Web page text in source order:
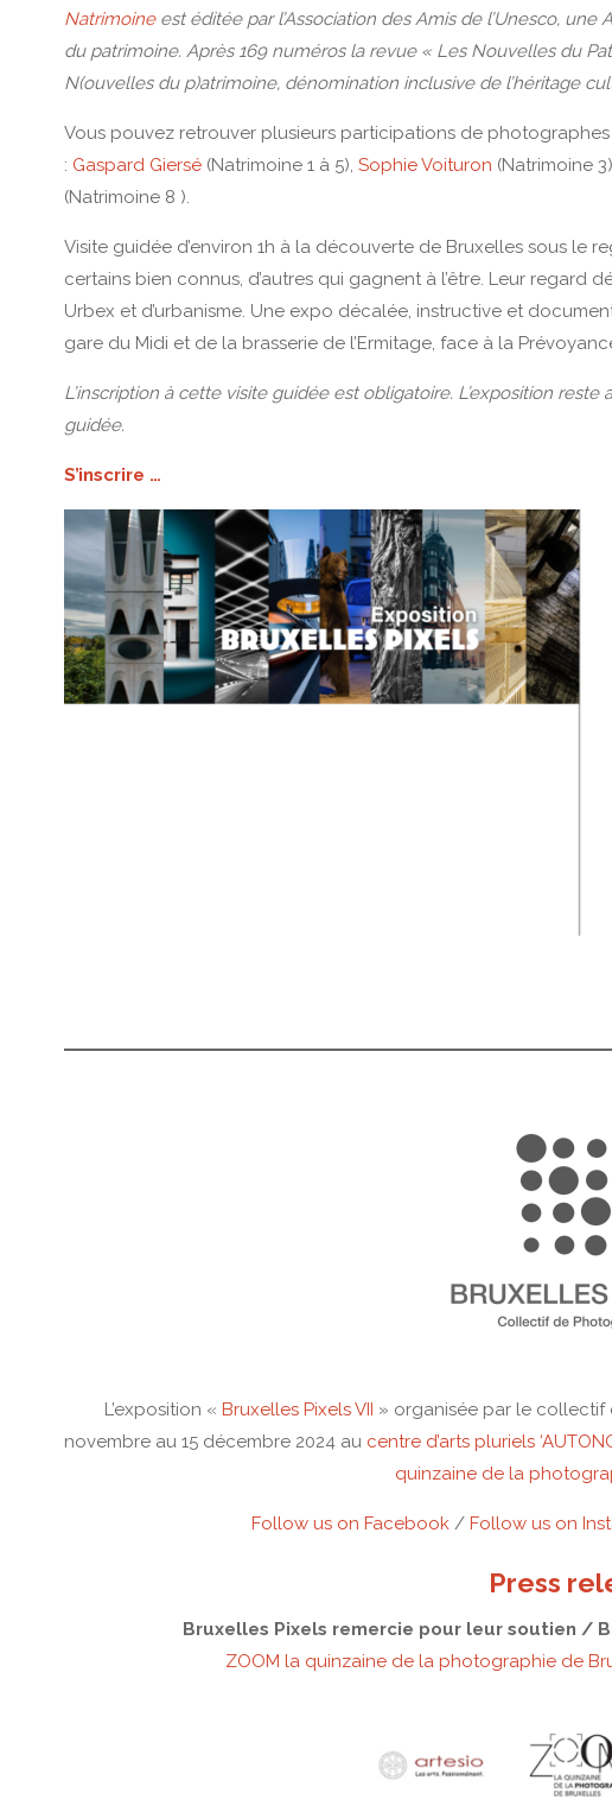
Natrimoineest éditée par l’Association des Amis de l’Unesco,
du patrimoine. Après 169 numéros la revue « Les Nouvelles du
N(ouvelles du p)atrimoine, dénomination inclusive de l’héritage
Vous pouvez retrouver plusieurs participations de
: Gaspard Giersé(Natrimoine 1 à 5), Sophie Voituron (Natrimoine
(Natrimoine 8 ).
Visite guidée d’environ 1h à la découverte de Bruxelles sous le
certains bien connus, d’autres qui gagnent à l’être. Leur
Urbex et d’urbanisme. Une expo décalée, instructive et
gare du Midi et de la brasserie de l’Ermitage, face à la
L’inscription à cette visite guidée est obligatoire. L’exposition
guidée.
S’inscrire …
L’exposition « Bruxelles Pixels VII » organisée par le
novembre au 15 décembre 2024 au centre d’arts pluriels
quinzaine de la
Follow us on Facebook / Follow us on
Press
Bruxelles Pixels remercie pour leur soutien /
ZOOM la quinzaine de la photographie de